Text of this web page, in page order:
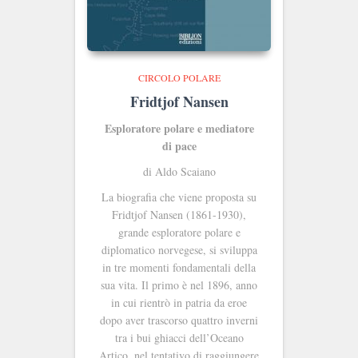
CIRCOLO POLARE
Fridtjof Nansen
Esploratore polare e mediatore
di pace
di Aldo Scaiano
La biografia che viene proposta su
Fridtjof Nansen (1861-1930),
grande esploratore polare e
diplomatico norvegese, si sviluppa
in tre momenti fondamentali della
sua vita. Il primo è nel 1896, anno
in cui rientrò in patria da eroe
dopo aver trascorso quattro inverni
tra i bui ghiacci dell’Oceano